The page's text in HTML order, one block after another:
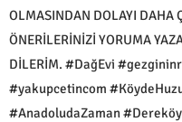
OLMASINDAN DOLAYI DAHA
ÖNERİLERİNİZİ YORUMA
DİLERİM. #DağEvi
#yakupcetincom
#AnadoludaZaman